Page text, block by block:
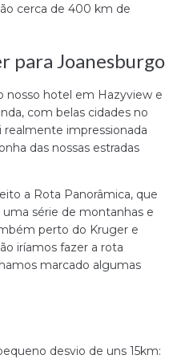
cerca de 400 km de
para Joanesburgo
nosso hotel em Hazyview e
com belas cidades no
realmente impressionada
das nossas estradas
a Rota Panorâmica, que
série de montanhas e
perto do Kruger e
iríamos fazer a rota
marcado algumas
desvio de uns 15km: